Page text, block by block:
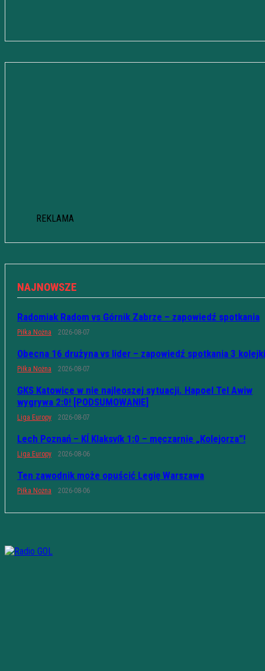
REKLAMA
NAJNOWSZE
Radomiak Radom vs Górnik Zabrze – zapowiedź spotkania
Piłka Nożna 2026-08-07
Obecna 16 drużyna vs lider – zapowiedź spotkania 3 kolejki
Piłka Nożna 2026-08-07
GKS Katowice w nie najleoszej sytuacji. Hapoel Tel Awiw
wygrywa 2:0! [PODSUMOWANIE]
Liga Europy 2026-08-07
Lech Poznań – KÍ Klaksvík 1:0 – męczarnie „Kolejorza”!
Liga Europy 2026-08-06
Ten zawodnik może opuścić Legię Warszawa
Piłka Nożna 2026-08-06